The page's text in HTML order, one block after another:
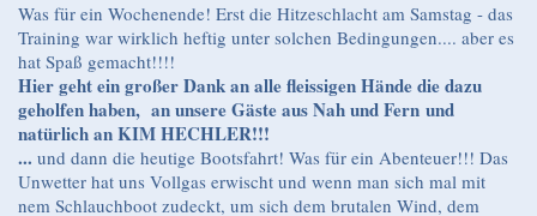
Was für ein Wochenende! Erst die Hitzeschlacht am Samstag - das
Training war wirklich heftig unter solchen Bedingungen.... aber es
hat Spaß gemacht!!!!
Hier geht ein großer Dank an alle fleissigen Hände die dazu
geholfen haben, an unsere Gäste aus Nah und Fern und
natürlich an KIM HECHLER!!!
... und dann die heutige Bootsfahrt! Was für ein Abenteuer!!! Das
Unwetter hat uns Vollgas erwischt und wenn man sich mal mit
nem Schlauchboot zudeckt, um sich dem brutalen Wind, dem